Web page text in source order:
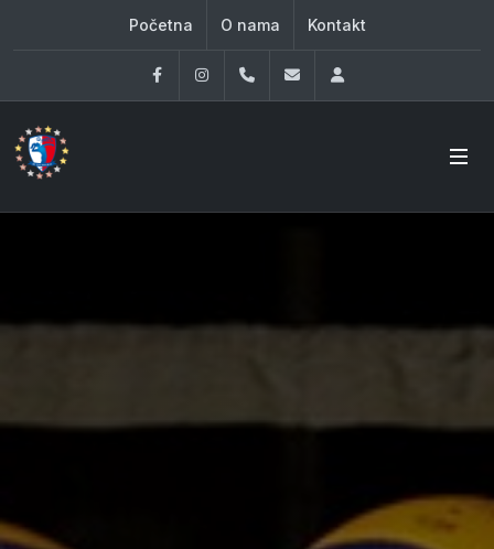
Početna O nama Kontakt
FacebookInstagram060 33 86 930